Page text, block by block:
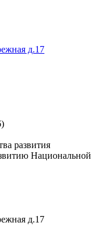
д.17
развития
Национальной
д.17